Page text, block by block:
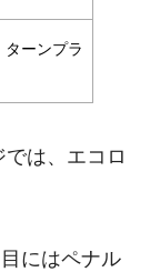
ーンプラ
では、エコロ
にはペナル